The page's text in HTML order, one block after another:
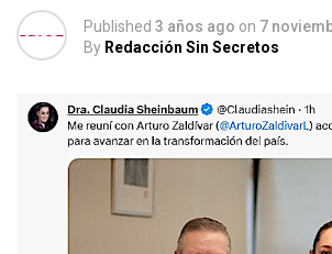
Published 3 años ago on 7
By Redacción Sin Secretos